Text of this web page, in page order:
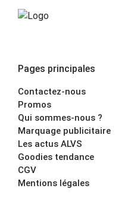
Pages principales
Contactez-nous
Promos
Qui sommes-nous ?
Marquage publicitaire
Les actus ALVS
Goodies tendance
CGV
Mentions légales